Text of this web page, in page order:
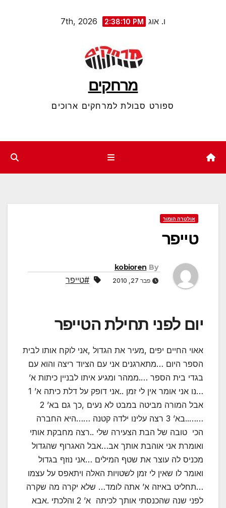
ו. אוג 7th, 2026 2:38:11 PM
מרחקים
ספורט סבולת למרחקים ארוכים
אולטרה הומור
טייפר
By
kobioren
פבר 27, 2010 #טייפר
יום לפני תחילת הטייפר
אאוי החיים יפים ,מעיר את הגדול ,אני לוקח אותו לבית
הספר היום …מתארגנים אני עם הציוד ריצה והוא עם
בגדי בית הספר ….ממהר ומגיע איתו לבניין כיתות א’
…נו אני אומר אין לי זמן ..אני דופק על דלת כיתה א’ 1
……..בא’ 3 רצה עלינו ילדה קטנה ……היא החברה
הכי טובה של הבת הצעירה שלי ..רצה מחבקת אותי
ואומרת אני אוהבת אותך אב…אבל האגרוף שהגדול
מכניס לה עוצר את שטף המילים …אני נוזף בגדול
ואומר לו שאין לי זמן לשטויות האלה ויתאפס על עצמו
…תחליט באיזה א’ אתה לומד… שלא יקרה מה שקרה
לפני שנה שהכנסתי אותך לכיתה א’ 2 והלכתי .אבא